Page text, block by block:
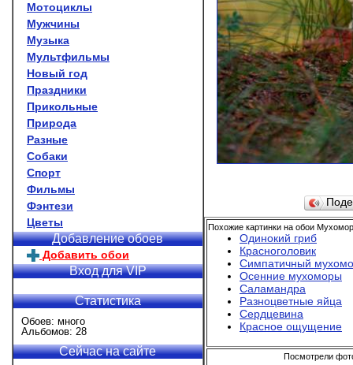
Мотоциклы
Мужчины
Музыка
Мультфильмы
Новый год
Праздники
Прикольные
Природа
Разные
Собаки
Спорт
Фильмы
Фэнтези
Цветы
Добавление обоев
Добавить обои
Вход для VIP
Статистика
Обоев: много
Альбомов: 28
Сейчас на сайте
Похожие картинки на обои
Одинокий гриб
Красноголовик
Симпатичный
Осенние мухоморы
Саламандра
Разноцветные яйца
Сердцевина
Красное ощущение
Посмотрели